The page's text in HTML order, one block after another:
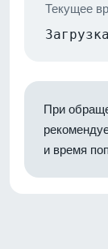
Текущее
При
и время